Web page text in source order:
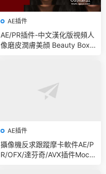
AE插件
AE/PR插件-中文漢化版視頻人
像磨皮潤膚美顔 Beauty Box
AE插件
攝像機反求跟蹤摩卡軟件AE/P
R/OFX/達芬奇/AVX插件Moch